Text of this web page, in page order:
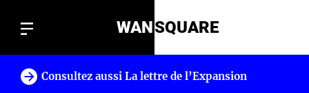
WANSQUARE
Consultez aussi La lettre de l’Expansion